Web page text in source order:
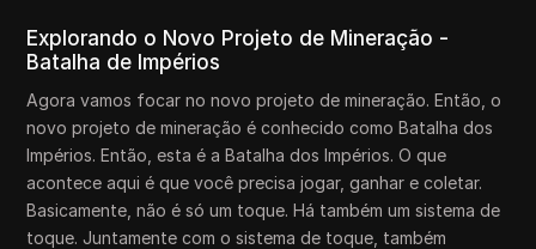
Explorando o Novo Projeto de Mineração -
Batalha de Impérios
Agora vamos focar no novo projeto de mineração. Então, o
novo projeto de mineração é conhecido como Batalha dos
Impérios. Então, esta é a Batalha dos Impérios. O que
acontece aqui é que você precisa jogar, ganhar e coletar.
Basicamente, não é só um toque. Há também um sistema de
toque. Juntamente com o sistema de toque, também